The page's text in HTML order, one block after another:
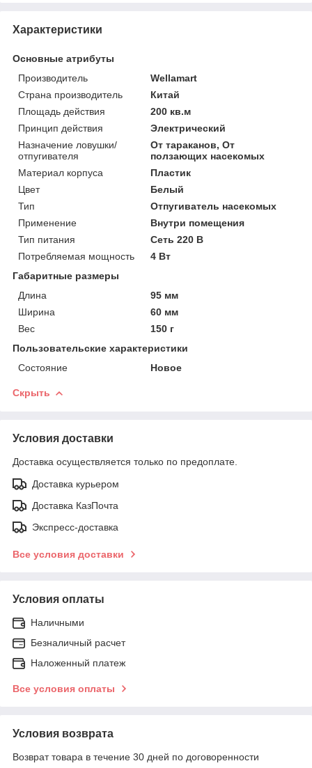
Характеристики
Основные атрибуты
Производитель
Wellamart
Страна производитель
Китай
Площадь действия
200 кв.м
Принцип действия
Электрический
Назначение ловушки/
отпугивателя
От тараканов, От
ползающих насекомых
Материал корпуса
Пластик
Цвет
Белый
Тип
Отпугиватель насекомых
Применение
Внутри помещения
Тип питания
Сеть 220 В
Потребляемая мощность
4 Вт
Габаритные размеры
Длина
95 мм
Ширина
60 мм
Вес
150 г
Пользовательские характеристики
Состояние
Новое
Скрыть
Условия доставки
Доставка осуществляется только по предоплате.
Доставка курьером
Доставка КазПочта
Экспресс-доставка
Все условия доставки
Условия оплаты
Наличными
Безналичный расчет
Наложенный платеж
Все условия оплаты
Условия возврата
Возврат товара в течение 30 дней по договоренности